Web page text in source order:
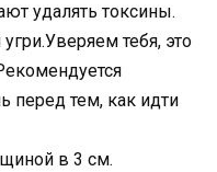
удалять токсины.
тебя, это
перед тем, как идти
в 3 см.